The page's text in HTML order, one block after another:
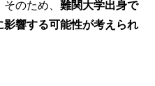
のため、 難関大学出身で
響する可能性が考えられ